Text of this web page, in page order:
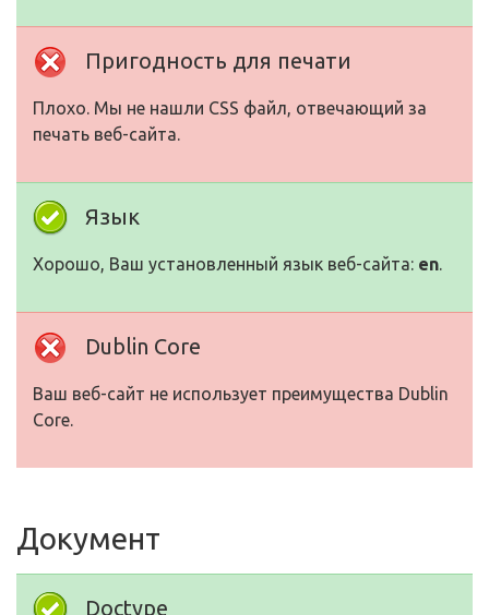
Пригодность для печати
Плохо. Мы не нашли CSS файл, отвечающий за
печать веб-сайта.
Язык
Хорошо, Ваш установленный язык веб-сайта: en.
Dublin Core
Ваш веб-сайт не использует преимущества Dublin
Core.
Документ
Doctype